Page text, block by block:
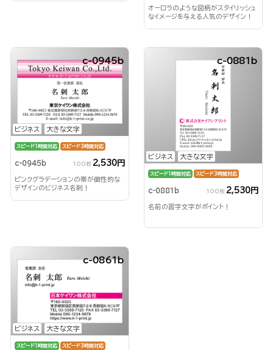
オーロラのような図柄がスタイリッシュ
なイメージを与える人気のデザイン！
ビジネス 大きな文字
c-0945b
スピード1時間対応 スピード3時間対応
c-0945b 100枚 2,530円
ピンクグラデーションの帯が個性的な
デザインのビジネス名刺！
ビジネス 大きな文字
c-0881b
スピード1時間対応 スピード3時間対応
c-0881b 100枚 2,530円
名前の習字文字がポイント！
ビジネス 大きな文字
c-0861b
スピード1時間対応 スピード3時間対応